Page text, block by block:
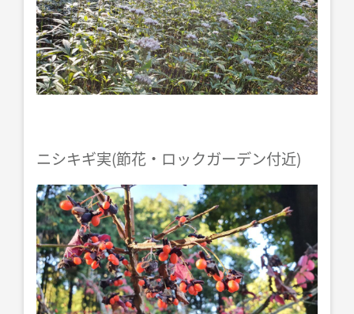
ニシキギ実(節花・ロックガーデン付近)